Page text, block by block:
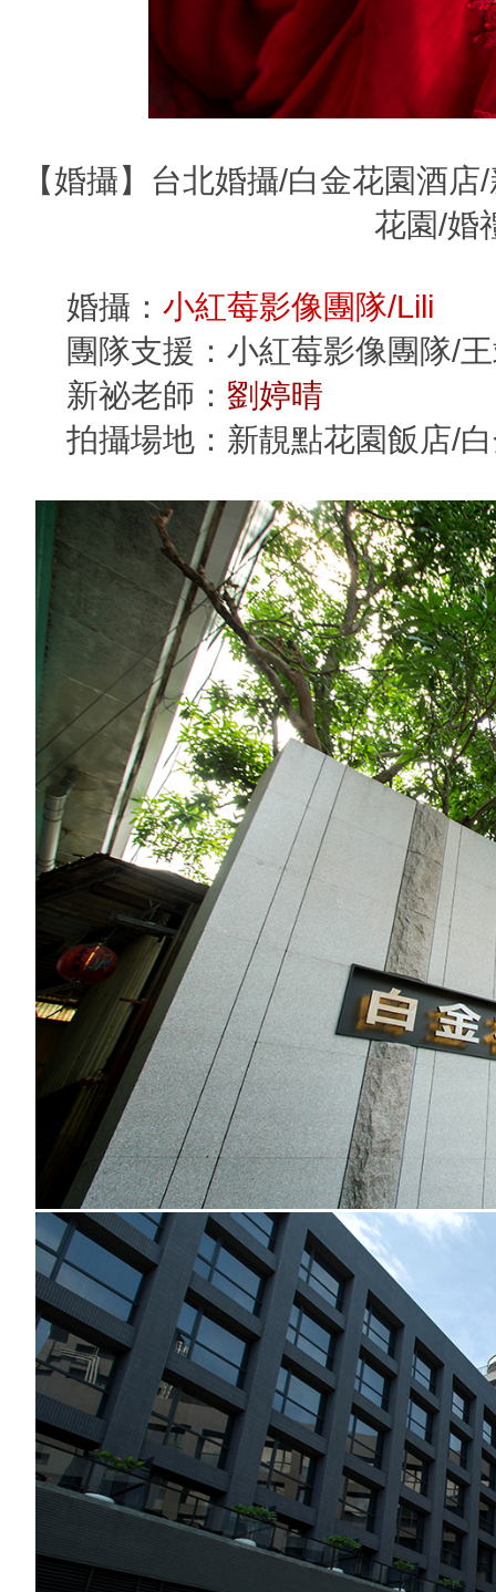
【婚攝】台北婚攝/白金花園酒
花園/婚
婚攝： 小紅莓影像團隊/Lili
團隊支援：小紅莓影像團隊/
新祕老師： 劉婷晴
拍攝場地：新靚點花園飯店/